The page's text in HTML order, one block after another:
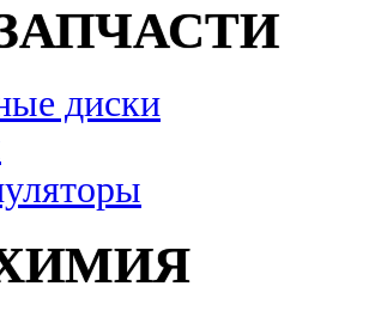
диски